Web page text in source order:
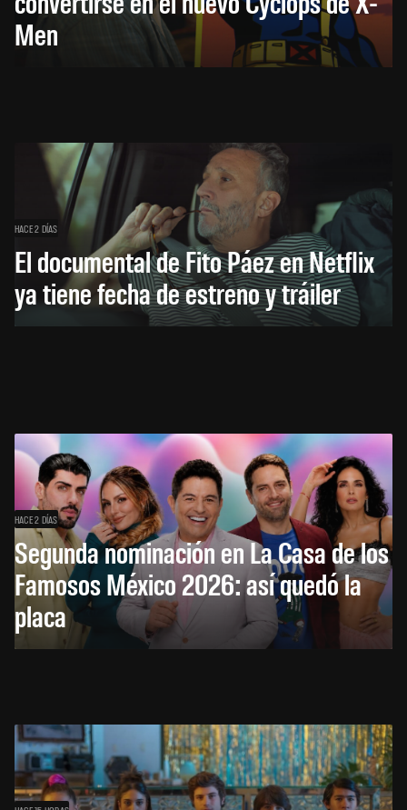
Men
HACE 2 DÍAS
El documental de Fito Páez en Netflix
ya tiene fecha de estreno y tráiler
HACE 2 DÍAS
Segunda nominación en La Casa de los
Famosos México 2026: así quedó la
placa